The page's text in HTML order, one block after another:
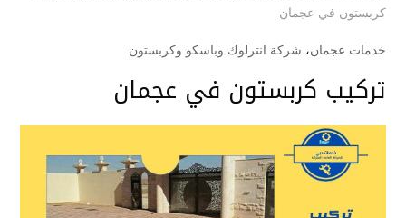
كربستون في عجمان
خدمات عجمان، شركة انترلوك وباسكو وكربستون
تركيب كربستون في عجمان